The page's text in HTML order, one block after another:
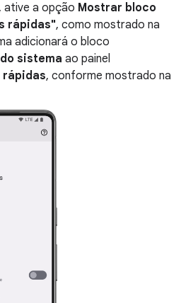
ative a opção Mostrar bloco
rápidas", como mostrado na
adicionará o bloco
sistema ao painel
, conforme mostrado na